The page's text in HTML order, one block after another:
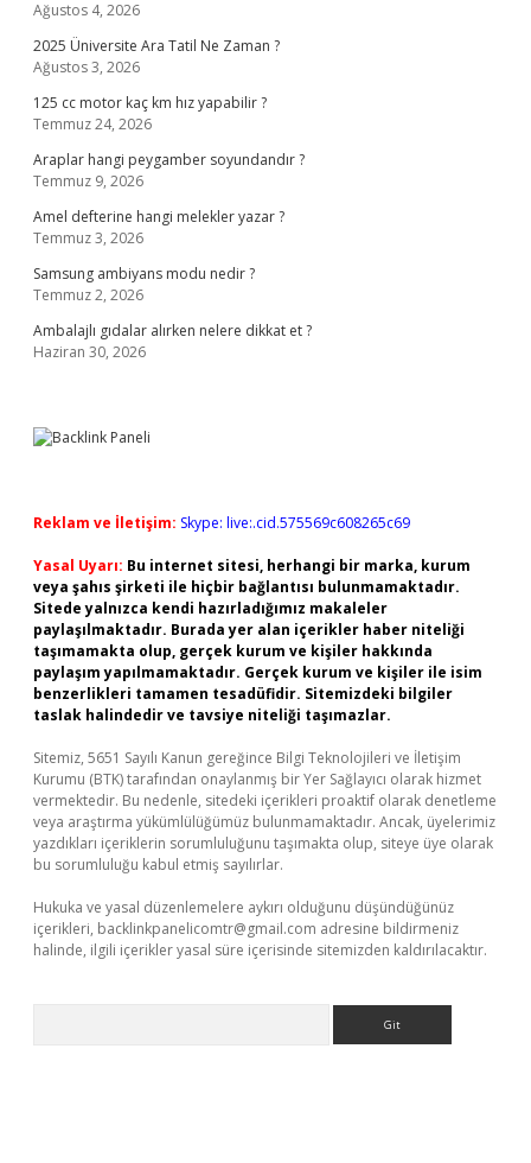
Ağustos 4, 2026
2025 Üniversite Ara Tatil Ne Zaman ?
Ağustos 3, 2026
125 cc motor kaç km hız yapabilir ?
Temmuz 24, 2026
Araplar hangi peygamber soyundandır ?
Temmuz 9, 2026
Amel defterine hangi melekler yazar ?
Temmuz 3, 2026
Samsung ambiyans modu nedir ?
Temmuz 2, 2026
Ambalajlı gıdalar alırken nelere dikkat et ?
Haziran 30, 2026
Reklam ve İletişim: Skype: live:.cid.575569c608265c69
Yasal Uyarı: Bu internet sitesi, herhangi bir marka, kurum
veya şahıs şirketi ile hiçbir bağlantısı bulunmamaktadır.
Sitede yalnızca kendi hazırladığımız makaleler
paylaşılmaktadır. Burada yer alan içerikler haber niteliği
taşımamakta olup, gerçek kurum ve kişiler hakkında
paylaşım yapılmamaktadır. Gerçek kurum ve kişiler ile isim
benzerlikleri tamamen tesadüfidir. Sitemizdeki bilgiler
taslak halindedir ve tavsiye niteliği taşımazlar.
Sitemiz, 5651 Sayılı Kanun gereğince Bilgi Teknolojileri ve İletişim
Kurumu (BTK) tarafından onaylanmış bir Yer Sağlayıcı olarak hizmet
vermektedir. Bu nedenle, sitedeki içerikleri proaktif olarak denetleme
veya araştırma yükümlülüğümüz bulunmamaktadır. Ancak, üyelerimiz
yazdıkları içeriklerin sorumluluğunu taşımakta olup, siteye üye olarak
bu sorumluluğu kabul etmiş sayılırlar.
Hukuka ve yasal düzenlemelere aykırı olduğunu düşündüğünüz
içerikleri, backlinkpanelicomtr@gmail.com adresine bildirmeniz
halinde, ilgili içerikler yasal süre içerisinde sitemizden kaldırılacaktır.